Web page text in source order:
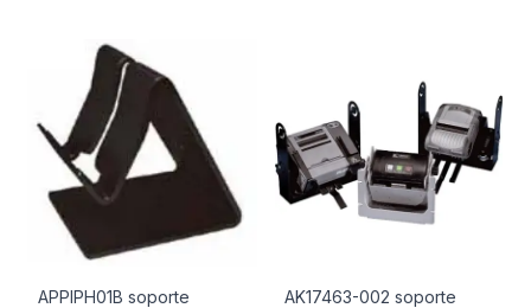
APPIPH01B soporte
AK17463-002 soporte